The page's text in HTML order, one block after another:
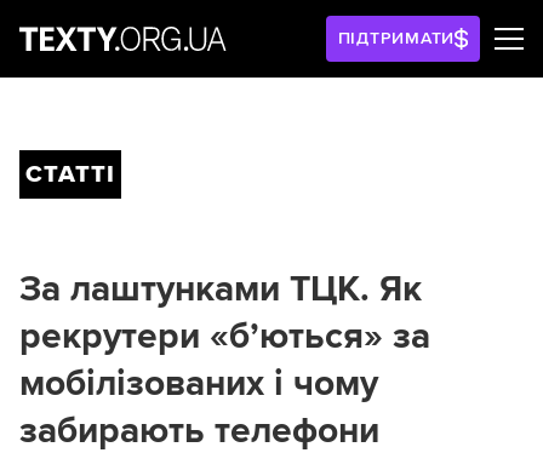
ПІДТРИМАТИ
СТАТТІ
За лаштунками ТЦК. Як
рекрутери «б’ються» за
мобілізованих і чому
забирають телефони